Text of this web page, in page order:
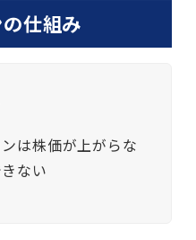
仕組み
は株価が上がらな
ない